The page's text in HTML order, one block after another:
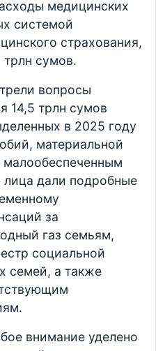
медицинских
системой
страхования,
трлн сумов.
вопросы
14,5 трлн сумов
в 2025 году
материальной
лица дали подробные
за
газ семьям,
социальной
семей, а также
внимание уделено